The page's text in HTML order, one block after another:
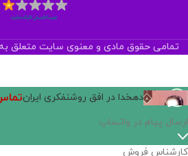
تمامی حقوق مادی و معنوی سایت متعلق
دهخدا در افق روشنفکری ایران